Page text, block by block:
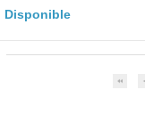
Disponible